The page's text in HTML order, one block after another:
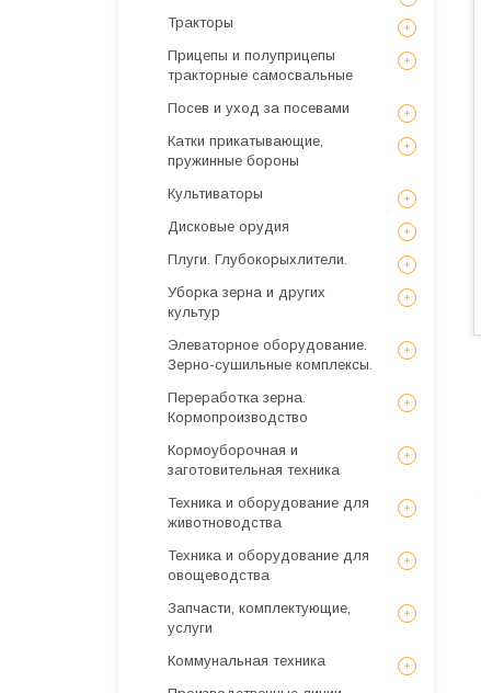
Тракторы
Прицепы и полуприцепы
тракторные самосвальные
Посев и уход за посевами
Катки прикатывающие,
пружинные бороны
Культиваторы
Дисковые орудия
Плуги. Глубокорыхлители.
Уборка зерна и других
культур
Элеваторное оборудование.
Зерно-сушильные комплексы.
Переработка зерна.
Кормопроизводство
Кормоуборочная и
заготовительная техника
Техника и оборудование для
животноводства
Техника и оборудование для
овощеводства
Запчасти, комплектующие,
услуги
Коммунальная техника